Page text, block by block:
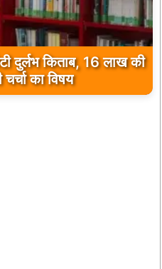
दुर्लभ किताब, 16 लाख की
का विषय